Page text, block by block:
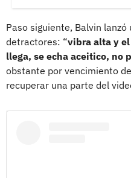
Paso siguiente, Balvin
detractores: “vibra alta y
llega, se echa aceitico, no
obstante por vencimiento
recuperar una parte del